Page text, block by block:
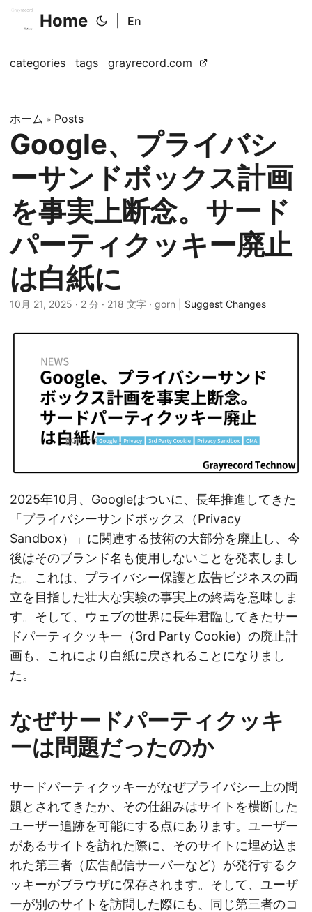
Home En
categories tags grayrecord.com
ホーム » Posts
Google、プライバシ
ーサンドボックス計画
を事実上断念。サード
パーティクッキー廃止
は白紙に
10月 21, 2025 · 2 分 · 218 文字 · gorn | Suggest Changes
2025年10月、Googleはついに、長年推進してきた
「プライバシーサンドボックス（Privacy
Sandbox）」に関連する技術の大部分を廃止し、今
後はそのブランド名も使用しないことを発表しまし
た。これは、プライバシー保護と広告ビジネスの両
立を目指した壮大な実験の事実上の終焉を意味しま
す。そして、ウェブの世界に長年君臨してきたサー
ドパーティクッキー（3rd Party Cookie）の廃止計
画も、これにより白紙に戻されることになりまし
た。
なぜサードパーティクッキ
ーは問題だったのか
サードパーティクッキーがなぜプライバシー上の問
題とされてきたか、その仕組みはサイトを横断した
ユーザー追跡を可能にする点にあります。ユーザー
があるサイトを訪れた際に、そのサイトに埋め込ま
れた第三者（広告配信サーバーなど）が発行するク
ッキーがブラウザに保存されます。そして、ユーザ
ーが別のサイトを訪問した際にも、同じ第三者のコ